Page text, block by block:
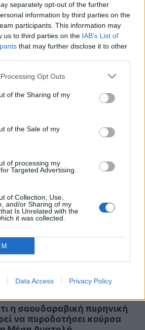
separately opt-out of the further
information by third parties on the
participants. This information may
us to third parties on the IAB’s List of
that may further disclose it to other
Opt Outs
of the Sharing of my
of the Sale of my
of processing my
Targeted Advertising.
of Collection, Use,
and/or Sharing of my
Is Unrelated with the
it was collected.
Data Access Privacy Policy
προς Γ. Μανιάτη: Να
τις σωρευτικές
επιπτώσεις σε Γρεβενά,
η σαουδαραβική πυρηνική
να πυροδοτήσει κούρσα